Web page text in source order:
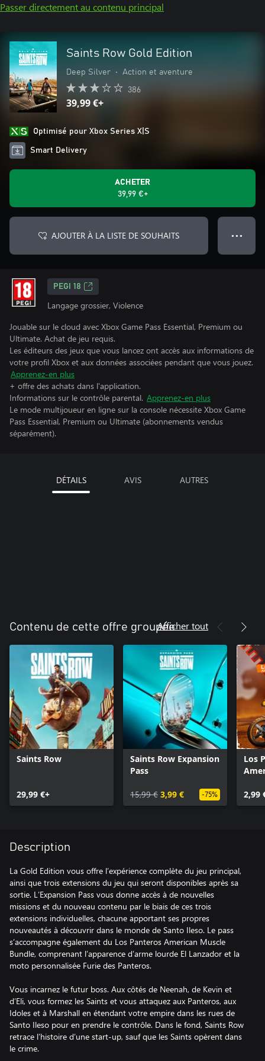
Passer directement au contenu principal
Saints Row Gold Edition
Deep Silver • Action et aventure
386
39,99 €+
Optimisé pour Xbox Series X|S
Smart Delivery
ACHETER
39,99 €+
AJOUTER À LA LISTE DE SOUHAITS ● ● ●
PEGI 18
Langage grossier, Violence
Jouable sur le cloud avec Xbox Game Pass Essential, Premium ou
Ultimate. Achat de jeu requis.
Les éditeurs des jeux que vous lancez ont accès aux informations de
votre profil Xbox et aux données associées pendant que vous jouez.
Apprenez-en plus
+ offre des achats dans l'application.
Informations sur le contrôle parental. Apprenez-en plus
Le mode multijoueur en ligne sur la console nécessite Xbox Game
Pass Essential, Premium ou Ultimate (abonnements vendus
séparément).
DÉTAILS AVIS AUTRES
Contenu de cette offre groupéeAfficher tout
Saints Row
29,99 €+
Saints Row Expansion
Pass
15,99 € 3,99 € -75%
Los
2,99
Description
La Gold Edition vous offre l’expérience complète du jeu principal,
ainsi que trois extensions du jeu qui seront disponibles après sa
sortie. L’Expansion Pass vous donne accès à de nouvelles
missions et du nouveau contenu par le biais de ces trois
extensions individuelles, chacune apportant ses propres
nouveautés à découvrir dans le monde de Santo Ileso. Le pass
s’accompagne également du Los Panteros American Muscle
Bundle, comprenant l’apparence d’arme lourde El Lanzador et la
moto personnalisée Furie des Panteros.
Vous incarnez le futur boss. Aux côtés de Neenah, de Kevin et
d’Eli, vous formez les Saints et vous attaquez aux Panteros, aux
Idoles et à Marshall en étendant votre empire dans les rues de
Santo Ileso pour en prendre le contrôle. Dans le fond, Saints Row
retrace l’histoire d’une start-up, sauf que les Saints opèrent dans
le crime.